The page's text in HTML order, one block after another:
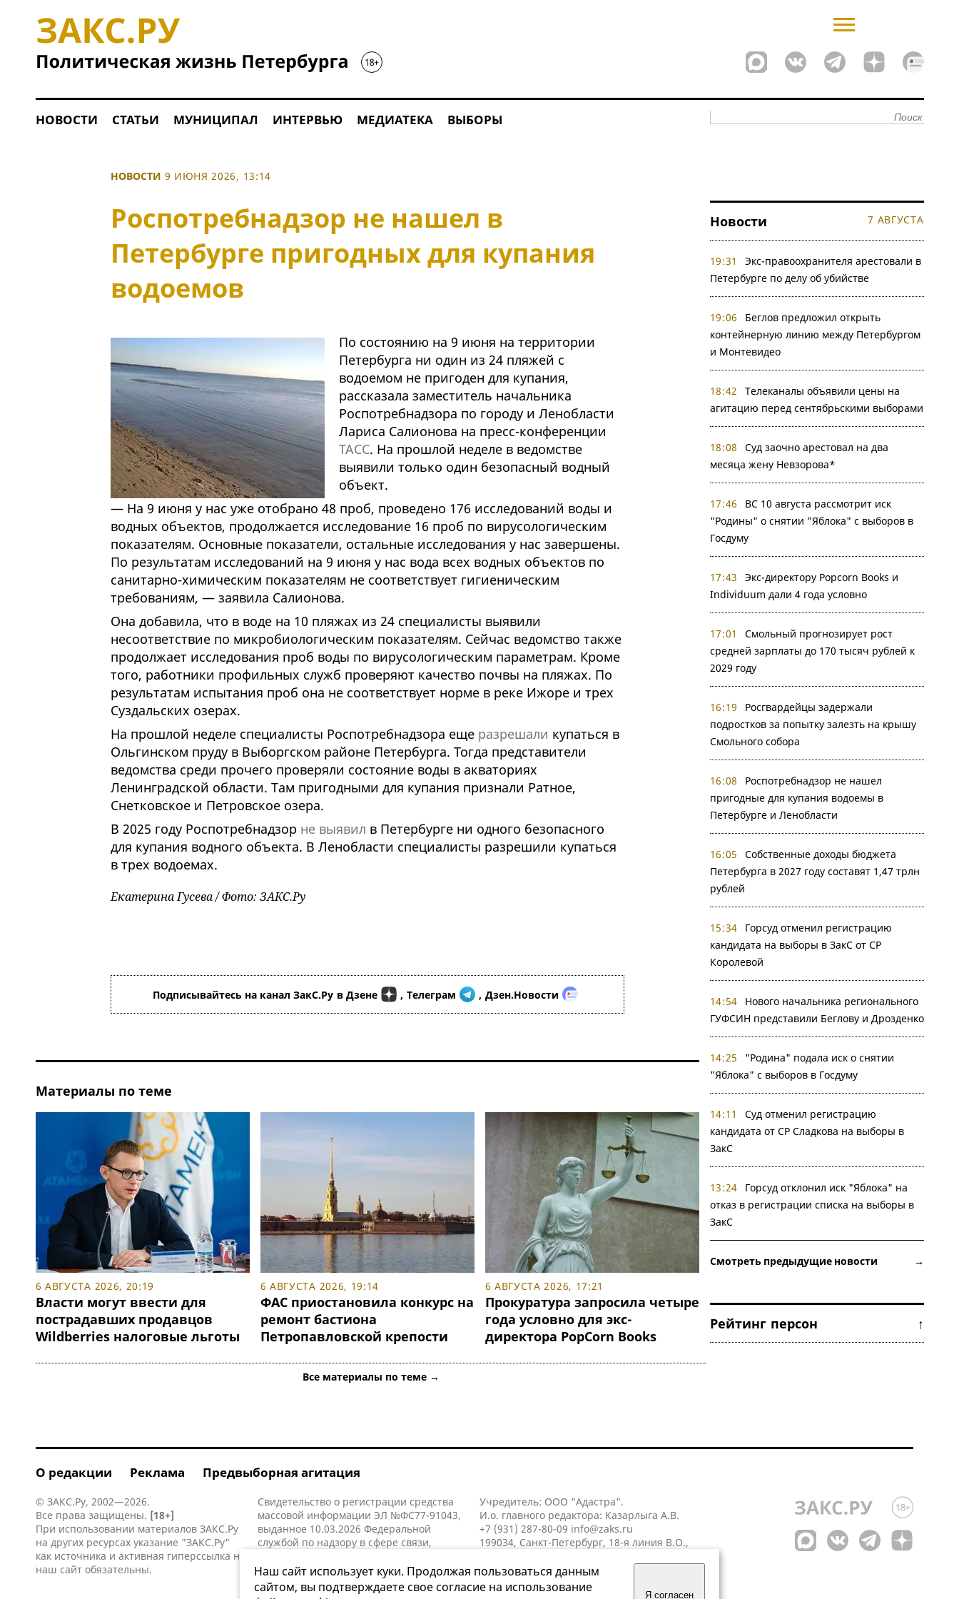
НОВОСТИ СТАТЬИ МУНИЦИПАЛ ИНТЕРВЬЮ МЕДИАТЕКА ВЫБОРЫ
НОВОСТИ 9 ИЮНЯ 2026, 13:14
Роспотребнадзор не нашел в
Петербурге пригодных для купания
водоемов
По состоянию на 9 июня на территории
Петербурга ни один из 24 пляжей с
водоемом не пригоден для купания,
рассказала заместитель начальника
Роспотребнадзора по городу и Ленобласти
Лариса Салионова на пресс-конференции
ТАСС. На прошлой неделе в ведомстве
выявили только один безопасный водный
объект.
— На 9 июня у нас уже отобрано 48 проб, проведено 176 исследований воды и
водных объектов, продолжается исследование 16 проб по вирусологическим
показателям. Основные показатели, остальные исследования у нас завершены.
По результатам исследований на 9 июня у нас вода всех водных объектов по
санитарно-химическим показателям не соответствует гигиеническим
требованиям, — заявила Салионова.
Она добавила, что в воде на 10 пляжах из 24 специалисты выявили
несоответствие по микробиологическим показателям. Сейчас ведомство также
продолжает исследования проб воды по вирусологическим параметрам. Кроме
того, работники профильных служб проверяют качество почвы на пляжах. По
результатам испытания проб она не соответствует норме в реке Ижоре и трех
Суздальских озерах.
На прошлой неделе специалисты Роспотребнадзора еще разрешали купаться в
Ольгинском пруду в Выборгском районе Петербурга. Тогда представители
ведомства среди прочего проверяли состояние воды в акваториях
Ленинградской области. Там пригодными для купания признали Ратное,
Снетковское и Петровское озера.
В 2025 году Роспотребнадзор не выявил в Петербурге ни одного безопасного
для купания водного объекта. В Ленобласти специалисты разрешили купаться
в трех водоемах.
Екатерина Гусева / Фото: ЗАКС.Ру
Подписывайтесь на канал ЗакС.Ру в Дзене , Телеграм , Дзен.Новости
Материалы по теме
6 АВГУСТА 2026, 20:19
Власти могут ввести для
пострадавших продавцов
Wildberries налоговые льготы
6 АВГУСТА 2026, 19:14
ФАС приостановила конкурс на
ремонт бастиона
Петропавловской крепости
6 АВГУСТА 2026, 17:21
Прокуратура запросила четыре
года условно для экс-
директора PopCorn Books
Все материалы по теме →
Новости 7 АВГУСТА
19:31
Экс-правоохранителя арестовали в
Петербурге по делу об убийстве
19:06
Беглов предложил открыть
контейнерную линию между Петербургом
и Монтевидео
18:42
Телеканалы объявили цены на
агитацию перед сентябрьскими выборами
18:08
Суд заочно арестовал на два
месяца жену Невзорова*
17:46
ВС 10 августа рассмотрит иск
"Родины" о снятии "Яблока" с выборов в
Госдуму
17:43
Экс-директору Popcorn Books и
Individuum дали 4 года условно
17:01
Смольный прогнозирует рост
средней зарплаты до 170 тысяч рублей к
2029 году
16:19
Росгвардейцы задержали
подростков за попытку залезть на крышу
Смольного собора
16:08
Роспотребнадзор не нашел
пригодные для купания водоемы в
Петербурге и Ленобласти
16:05
Собственные доходы бюджета
Петербурга в 2027 году составят 1,47 трлн
рублей
15:34
Горсуд отменил регистрацию
кандидата на выборы в ЗакС от СР
Королевой
14:54
Нового начальника регионального
ГУФСИН представили Беглову и Дрозденко
14:25
"Родина" подала иск о снятии
"Яблока" с выборов в Госдуму
14:11
Суд отменил регистрацию
кандидата от СР Сладкова на выборы в
ЗакС
13:24
Горсуд отклонил иск "Яблока" на
отказ в регистрации списка на выборы в
ЗакС
Смотреть предыдущие новости →
Рейтинг персон ↑
О редакции Реклама Предвыборная агитация
© ЗАКС.Ру, 2002—2026.
Все права защищены. [18+]
При использовании материалов ЗАКС.Ру
на других ресурсах указание "ЗАКС.Ру"
как источника и активная гиперссылка на
наш сайт обязательны.
Свидетельство о регистрации средства
массовой информации ЭЛ №ФС77-91043,
выданное 10.03.2026 Федеральной
службой по надзору в сфере связи,
коммуникаций (Роскомнадзор).
Учредитель: ООО "Адастра".
И.о. главного редактора: Казарлыга А.В.
+7 (931) 287-80-09 info@zaks.ru
199034, Санкт-Петербург, 18-я линия В.О.,
Наш сайт использует куки. Продолжая пользоваться данным
сайтом, вы подтверждаете свое согласие на использование
Я согласен